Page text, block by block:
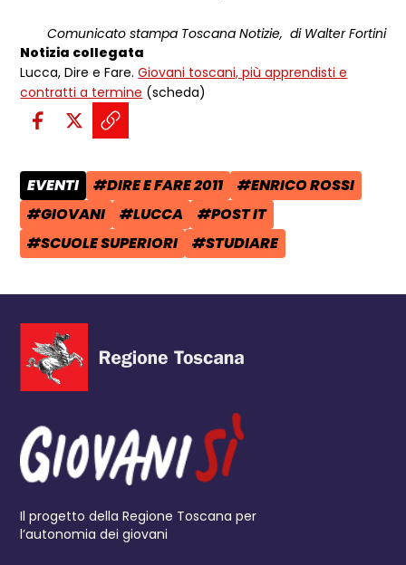
Comunicato stampa Toscana Notizie, di Walter Fortini
Notizia collegata
Lucca, Dire e Fare.Giovani toscani, più apprendisti e
contratti a termine (scheda)
Condividi sui social:
Condividi su Facebook - apre
Condividi su X - apre una
Copia il link e condividi -
CATEGORIA POST:
EVENTI TAG:
#DIRE E FARE 2011 TAG:
#ENRICO ROSSI
TAG:
#GIOVANI TAG:
#LUCCA TAG:
#POST IT
TAG:
#SCUOLE SUPERIORI TAG:
#STUDIARE
Il progetto della Regione Toscana per
l’autonomia dei giovani